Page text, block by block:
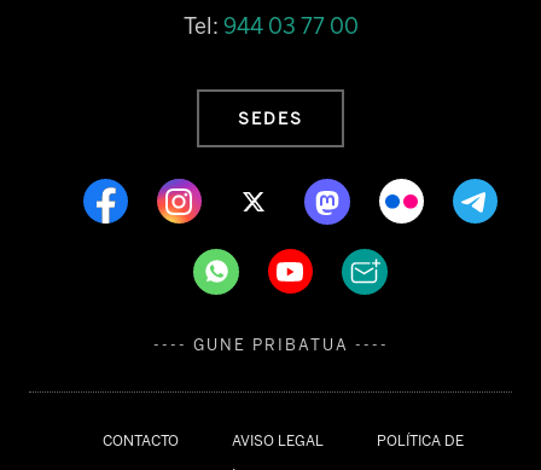
CONTACTO AVISO LEGAL POLÍTICA DE
Tel: 944 03 77 00
SEDES
---- GUNE PRIBATUA ----